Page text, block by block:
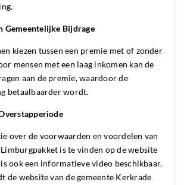
Gemeentelijke Bijdrage
kiezen tussen een premie met of zonder
mensen met een laag inkomen kan de
aan de premie, waardoor de
betaalbaarder wordt.
over de voorwaarden en voordelen van
is te vinden op de website
ook een informatieve video beschikbaar.
de website van de gemeente Kerkrade